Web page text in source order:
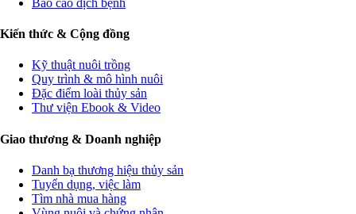
Kiến thức & Cộng đồng
Kỹ thuật nuôi trồng
Quy trình & mô hình nuôi
Đặc điểm loài thủy sản
Thư viện Ebook & Video
Giao thương & Doanh nghiệp
Danh bạ thương hiệu thủy sản
Tuyển dụng, việc làm
Tìm nhà mua hàng